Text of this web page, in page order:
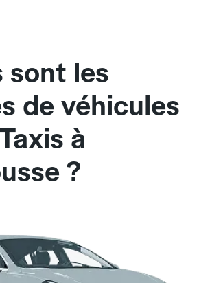
sont les
de véhicules
à
?